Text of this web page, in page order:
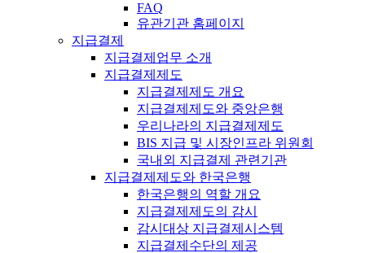
FAQ
유관기관 홈페이지
지급결제
지급결제업무 소개
지급결제제도
지급결제제도 개요
지급결제제도와 중앙은행
우리나라의 지급결제제도
BIS 지급 및 시장인프라 위원회
국내외 지급결제 관련기관
지급결제제도와 한국은행
한국은행의 역할 개요
지급결제제도의 감시
감시대상 지급결제시스템
지급결제수단의 제공